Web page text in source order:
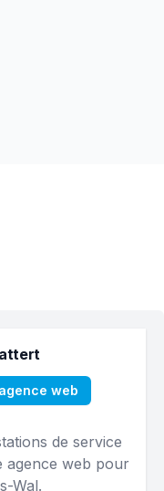
web
de service
agence web pour
Wal.